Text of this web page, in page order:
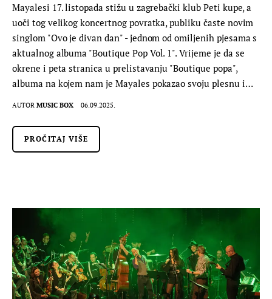
Mayalesi 17. listopada stižu u zagrebački klub Peti kupe, a
uoči tog velikog koncertnog povratka, publiku časte novim
singlom "Ovo je divan dan" - jednom od omiljenih pjesama s
aktualnog albuma "Boutique Pop Vol. 1". Vrijeme je da se
okrene i peta stranica u prelistavanju "Boutique popa",
albuma na kojem nam je Mayales pokazao svoju plesnu i…
AUTOR MUSIC BOX 06.09.2025.
PROČITAJ VIŠE